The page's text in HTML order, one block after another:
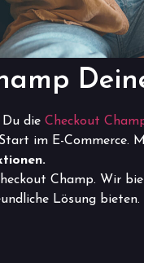
die Checkout
im E-Commerce.
Champ. Wir
Lösung